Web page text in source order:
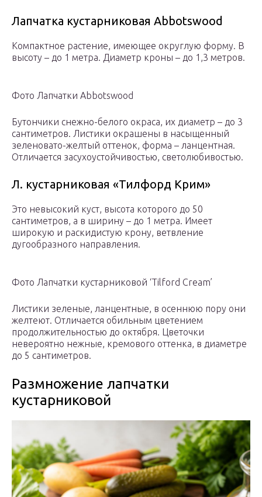
Лапчатка кустарниковая Abbotswood
Компактное растение, имеющее округлую форму. В
высоту – до 1 метра. Диаметр кроны – до 1,3 метров.
Фото Лапчатки Abbotswood
Бутончики снежно-белого окраса, их диаметр – до 3
сантиметров. Листики окрашены в насыщенный
зеленовато-желтый оттенок, форма – ланцентная.
Отличается засухоустойчивостью, светолюбивостью.
Л. кустарниковая «Тилфорд Крим»
Это невысокий куст, высота которого до 50
сантиметров, а в ширину – до 1 метра. Имеет
широкую и раскидистую крону, ветвление
дугообразного направления.
Фото Лапчатки кустарниковой ‘Tilford Cream’
Листики зеленые, ланцентные, в осеннюю пору они
желтеют. Отличается обильным цветением
продолжительностью до октября. Цветочки
невероятно нежные, кремового оттенка, в диаметре
до 5 сантиметров.
Размножение лапчатки
кустарниковой